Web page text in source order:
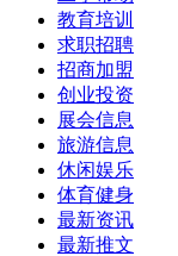
教育培训
求职招聘
招商加盟
创业投资
展会信息
旅游信息
休闲娱乐
体育健身
最新资讯
最新推文